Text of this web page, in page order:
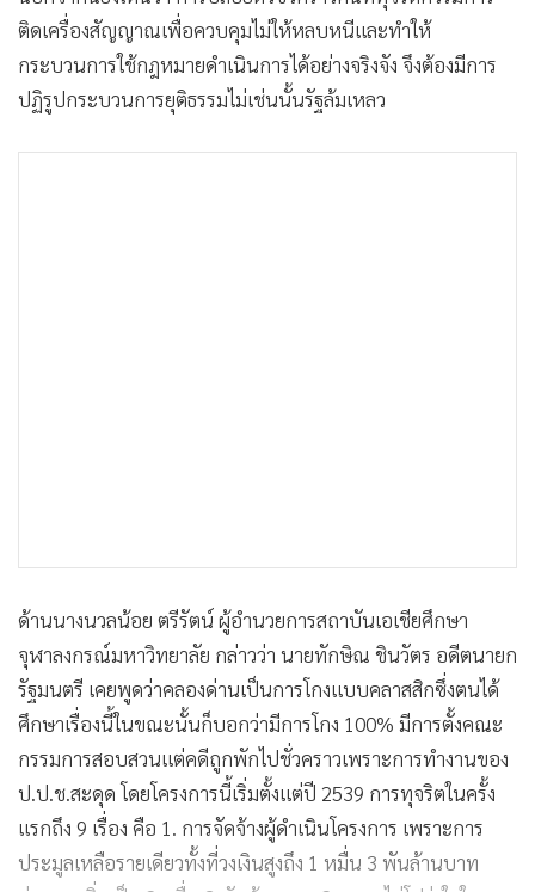
ติดเครื่องสัญญาณเพื่อควบคุมไม่ให้หลบหนีและทำให้
กระบวนการใช้กฎหมายดำเนินการได้อย่างจริงจัง จึงต้องมีการ
ปฏิรูปกระบวนการยุติธรรมไม่เช่นนั้นรัฐล้มเหลว
ด้านนางนวลน้อย ตรีรัตน์ ผู้อำนวยการสถาบันเอเชียศึกษา
จุฬาลงกรณ์มหาวิทยาลัย กล่าวว่า นายทักษิณ ชินวัตร อดีตนายก
รัฐมนตรี เคยพูดว่าคลองด่านเป็นการโกงแบบคลาสสิกซึ่งตนได้
ศึกษาเรื่องนี้ในขณะนั้นก็บอกว่ามีการโกง 100% มีการตั้งคณะ
กรรมการสอบสวนแต่คดีถูกพักไปชั่วคราวเพราะการทำงานของ
ป.ป.ช.สะดุด โดยโครงการนี้เริ่มตั้งแต่ปี 2539 การทุจริตในครั้ง
แรกถึง 9 เรื่อง คือ 1. การจัดจ้างผู้ดำเนินโครงการ เพราะการ
ประมูลเหลือรายเดียวทั้งที่วงเงินสูงถึง 1 หมื่น 3 พันล้านบาท